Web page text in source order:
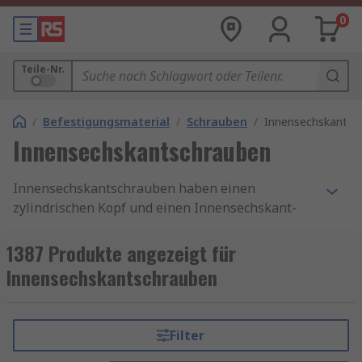
0
Teile-Nr.
/ Befestigungsmaterial / Schrauben /
Innensechskantschrauben
Innensechskantschrauben haben einen
zylindrischen Kopf und einen Innensechskant-
Befestigungselemente mit Außensechskant
aufgrund von Platzmangel nicht praktikabel sind.
Innensechskantschrauben werden mit einem
RS bietet eine große Auswahl an hochwertigen
1387 Produkte angezeigt für
Innensechskantschrauben
Filter